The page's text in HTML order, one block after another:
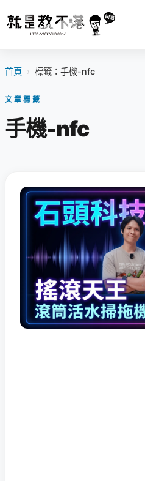
首頁 › 標籤：手機-nfc
文章標籤
手機-nfc